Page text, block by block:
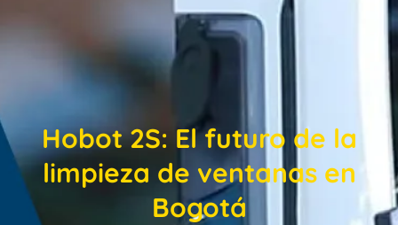
Hobot 2S: El futuro de la
limpieza de ventanas en
Bogotá